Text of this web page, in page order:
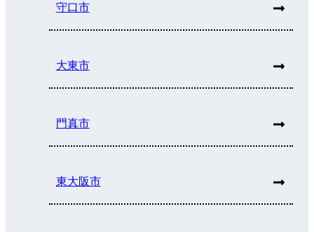
守口市
大東市
門真市
東大阪市